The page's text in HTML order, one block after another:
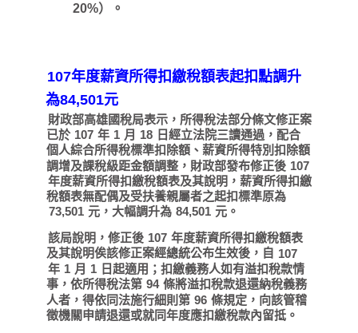
20%）。
107年度薪資所得扣繳稅額表起扣點調升
為84,501元
財政部高雄國稅局表示，所得稅法部分條文修正案
已於 107 年 1 月 18 日經立法院三讀通過，配合
個人綜合所得稅標準扣除額、薪資所得特別扣除額
調增及課稅級距金額調整，財政部發布修正後 107
年度薪資所得扣繳稅額表及其說明，薪資所得扣繳
稅額表無配偶及受扶養親屬者之起扣標準原為
73,501 元，大幅調升為 84,501 元。
該局說明，修正後 107 年度薪資所得扣繳稅額表
及其說明俟該修正案經總統公布生效後，自 107
年 1 月 1 日起適用；扣繳義務人如有溢扣稅款情
事，依所得稅法第 94 條將溢扣稅款退還納稅義務
人者，得依同法施行細則第 96 條規定，向該管稽
徵機關申請退還或就同年度應扣繳稅款內留抵。